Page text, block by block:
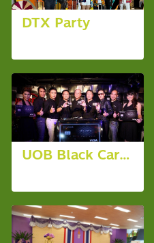
DTX Party
UOB Black Card Launching Party